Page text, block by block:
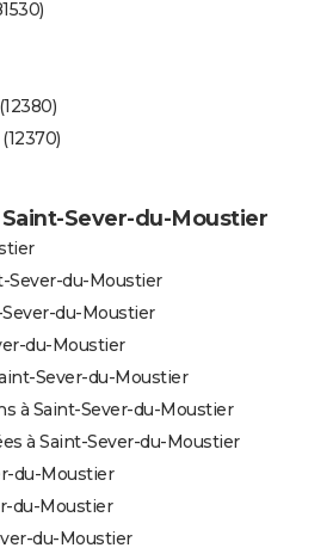
Sever-du-Moustier
Sever-du-Moustier
du-Moustier
du-Moustier
Sever-du-Moustier
à Saint-Sever-du-Moustier
à Saint-Sever-du-Moustier
du-Moustier
du-Moustier
du-Moustier